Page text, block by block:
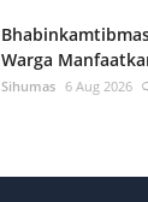
Warga
Sihumas 6 Aug 2026